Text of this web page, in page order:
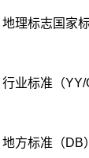
地理标志国家
行业标准（YY/
地方标准（DB）